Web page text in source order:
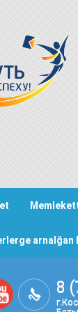
arnalğan
8